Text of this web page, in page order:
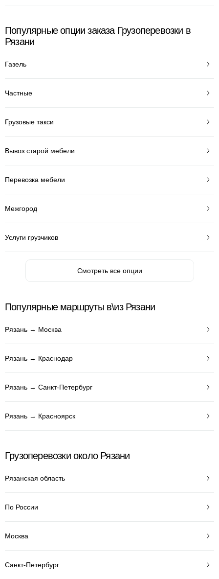
Популярные опции заказа Грузоперевозки в
Рязани
Газель
Частные
Грузовые такси
Вывоз старой мебели
Перевозка мебели
Межгород
Услуги грузчиков
Смотреть все опции
Популярные маршруты в\из Рязани
Рязань → Москва
Рязань → Краснодар
Рязань → Санкт-Петербург
Рязань → Красноярск
Грузоперевозки около Рязани
Рязанская область
По России
Москва
Санкт-Петербург